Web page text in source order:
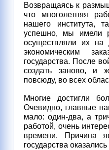
Возвращаясь к
что многолетняя
нашего института,
успешно, мы имели
осуществляли их на
экономическим
государства. После
создать заново, и
повсюду, во всех
Многие достигли
Очевидно, главные
мало: один-два, а
работой, очень
времени. Причина
государства